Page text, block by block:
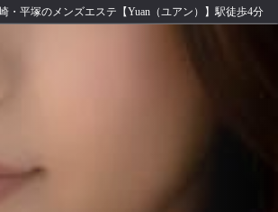
・平塚のメンズエステ【Yuan（ユアン）】駅徒歩4分